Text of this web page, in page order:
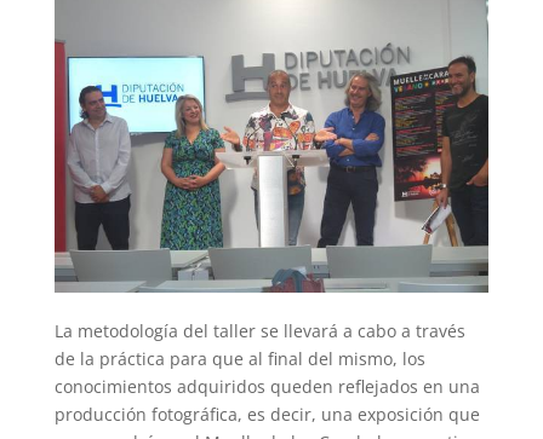
La metodología del taller se llevará a cabo a través
de la práctica para que al final del mismo, los
conocimientos adquiridos queden reflejados en una
producción fotográfica, es decir, una exposición que